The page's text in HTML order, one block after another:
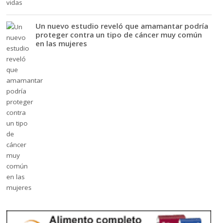
Un nuevo estudio reveló que amamantar podría
proteger contra un tipo de cáncer muy común
en las mujeres